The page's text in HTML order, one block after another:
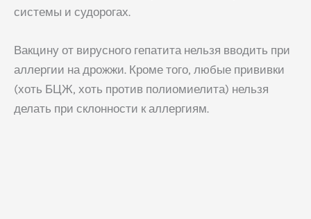
системы и судорогах.
Вакцину от вирусного гепатита нельзя вводить при
аллергии на дрожжи. Кроме того, любые прививки
(хоть БЦЖ, хоть против полиомиелита) нельзя
делать при склонности к аллергиям.